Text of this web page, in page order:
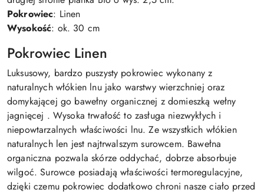
Pokrowiec: Linen
Wysokość: ok. 30 cm
Pokrowiec Linen
Luksusowy, bardzo puszysty pokrowiec wykonany z
naturalnych włókien lnu jako warstwy wierzchniej oraz
domykającej go bawełny organicznej z domieszką wełny
jagnięcej . Wysoka trwałość to zasługa niezwykłych i
niepowtarzalnych właściwości lnu. Ze wszystkich włókien
naturalnych len jest najtrwalszym surowcem. Bawełna
organiczna pozwala skórze oddychać, dobrze absorbuje
wilgoć. Surowce posiadają właściwości termoregulacyjne,
dzięki czemu pokrowiec dodatkowo chroni nasze ciało przed